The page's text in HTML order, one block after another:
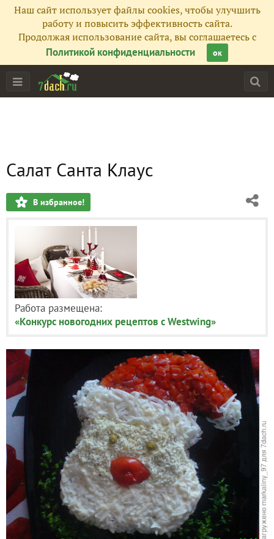
Наш сайт использует файлы cookies, чтобы улучшить
работу и повысить эффективность сайта.
Продолжая использование сайта, вы соглашаетесь с
Политикой конфиденциальности
ок
Салат Санта Клаус
В избранное!
Работа размещена:
«Конкурс новогодних рецептов с Westwing»